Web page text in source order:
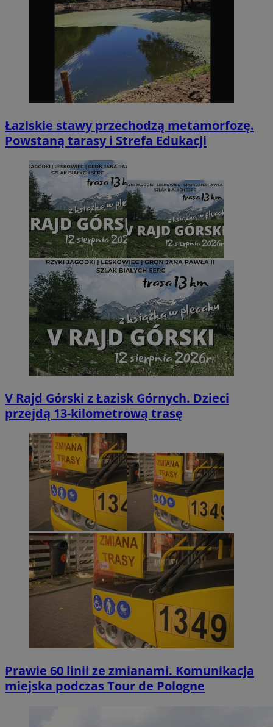
Łaziskie stawy przechodzą metamorfozę.
Powstaną tarasy i Strefa Edukacji
V Rajd Górski z Łazisk Górnych. Dzieci
przejdą 13-kilometrową trasę
Prawie 60 linii ze zmianami. Komunikacja
miejska podczas Tour de Pologne